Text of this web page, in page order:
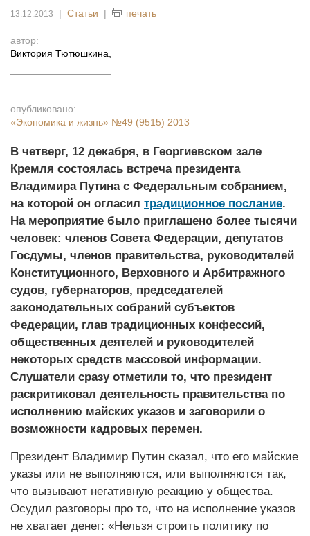
13.12.2013 | Статьи | печать
автор:
Виктория Тютюшкина
опубликовано:
«Экономика и жизнь» №49 (9515) 2013
В четверг, 12 декабря, в Георгиевском зале
Кремля состоялась встреча президента
Владимира Путина с Федеральным собранием,
на которой он огласил традиционное послание.
На мероприятие было приглашено более тысячи
человек: членов Совета Федерации, депутатов
Госдумы, членов правительства, руководителей
Конституционного, Верховного и Арбитражного
судов, губернаторов, председателей
законодательных собраний субъектов
Федерации, глав традиционных конфессий,
общественных деятелей и руководителей
некоторых средств массовой информации.
Слушатели сразу отметили то, что президент
раскритиковал деятельность правительства по
исполнению майских указов и заговорили о
возможности кадровых перемен.
Президент Владимир Путин сказал, что его майские
указы или не выполняются, или выполняются так,
что вызывают негативную реакцию у общества.
Осудил разговоры про то, что на исполнение указов
не хватает денег: «Нельзя строить политику по